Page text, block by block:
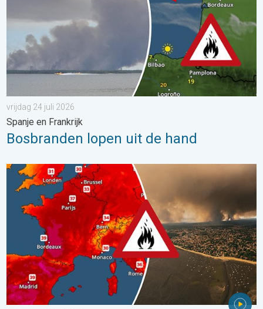
vrijdag 24 juli 2026
Spanje en Frankrijk
Bosbranden lopen uit de hand
Ernstige bosbranden in Zuidwest-Europa. Grootschalige